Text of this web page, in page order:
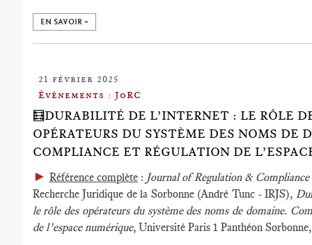
EN SAVOIR +
21 février 2025
Événements : JoRC
🧮DURABILITÉ DE L’INTERNET : LE RÔLE
OPÉRATEURS DU SYSTÈME DES NOMS DE
COMPLIANCE ET RÉGULATION DE
► Référence complète: Journal of Regulation &
Recherche Juridique de la Sorbonne (André Tunc - IRJS),
le rôle des opérateurs du système des noms de domaine.
de l’espace numérique, Université Paris 1 Panthéon